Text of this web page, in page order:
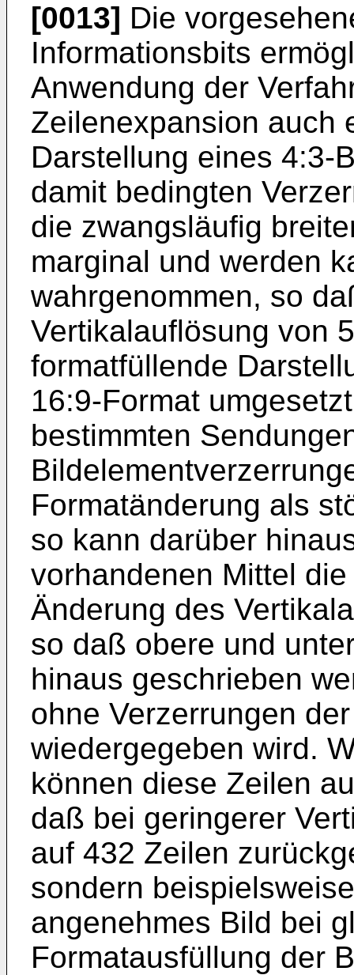
[0013] Die
Informationsbits
Anwendung der
Zeilenexpansion auch
Darstellung eines 4:3-
damit bedingten
die zwangsläufig
marginal und werden
wahrgenommen, so
Vertikalauflösung von
formatfüllende
16:9-Format
bestimmten
Formatänderung als
so kann darüber
vorhandenen Mittel
Änderung des
so daß obere und
hinaus geschrieben
ohne Verzerrungen
wiedergegeben wird.
können diese Zeilen
daß bei geringerer
auf 432 Zeilen
sondern
angenehmes Bild bei
Formatausfüllung der